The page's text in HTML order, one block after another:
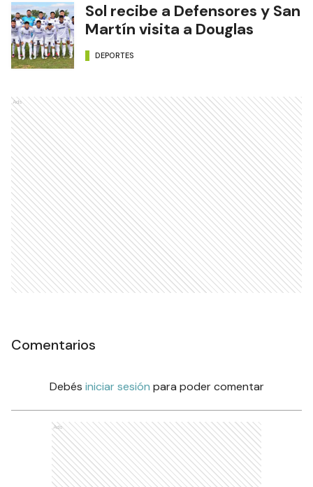
Sol recibe a Defensores y San
Martín visita a Douglas
DEPORTES
Ads
Comentarios
Debés iniciar sesión para poder comentar
Ads